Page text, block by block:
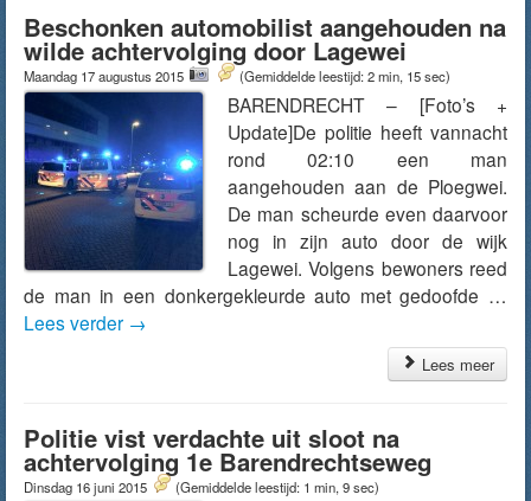
Beschonken automobilist aangehouden na
wilde achtervolging door Lagewei
Maandag 17 augustus 2015 (Gemiddelde leestijd: 2 min, 15 sec)
BARENDRECHT – [Foto’s +
Update]De politie heeft vannacht
rond 02:10 een man
aangehouden aan de Ploegwei.
De man scheurde even daarvoor
nog in zijn auto door de wijk
Lagewei. Volgens bewoners reed
de man in een donkergekleurde auto met gedoofde …
Lees verder →
Lees meer
Politie vist verdachte uit sloot na
achtervolging 1e Barendrechtseweg
Dinsdag 16 juni 2015 (Gemiddelde leestijd: 1 min, 9 sec)